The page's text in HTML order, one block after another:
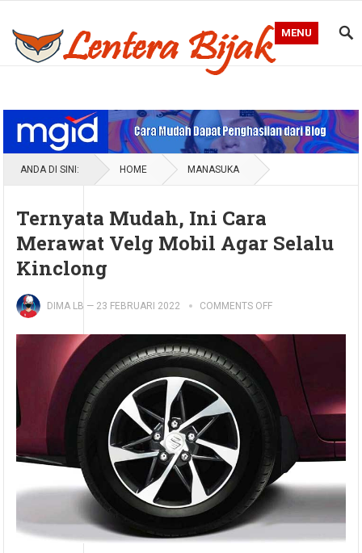
MENU
ANDA DI SINI: HOME MANASUKA
Ternyata Mudah, Ini Cara
Merawat Velg Mobil Agar Selalu
Kinclong
DIMA LB — 23 FEBRUARI 2022 COMMENTS OFF